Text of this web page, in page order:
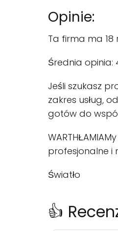
Opinie:
Ta firma ma 18
Średnia opinia:
Jeśli szukasz
zakres usług,
gotów do
profesjonalne i
Światło
👍